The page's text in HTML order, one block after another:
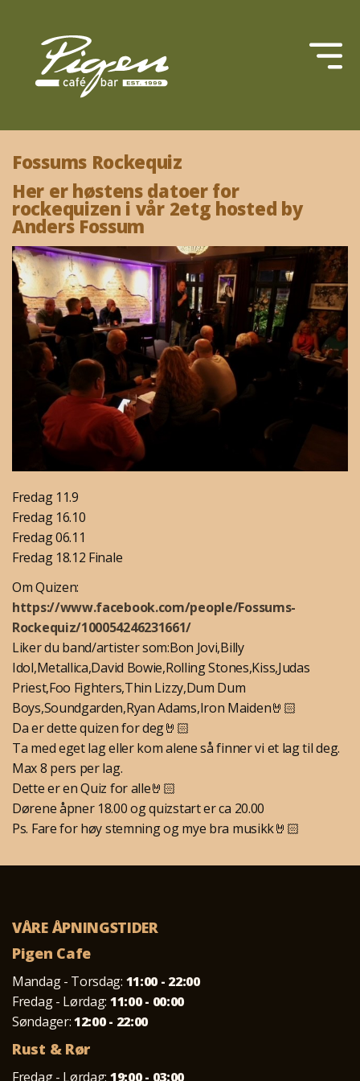
Fossums Rockequiz
Her er høstens datoer for
rockequizen i vår 2etg hosted by
Anders Fossum
Fredag 11.9
Fredag 16.10
Fredag 06.11
Fredag 18.12 Finale
Om Quizen:
https://www.facebook.com/people/Fossums-
Rockequiz/100054246231661/
Liker du band/artister som:Bon Jovi,Billy
Idol,Metallica,David Bowie,Rolling Stones,Kiss,Judas
Priest,Foo Fighters,Thin Lizzy,Dum Dum
Boys,Soundgarden,Ryan Adams,Iron Maiden🤘🏻
Da er dette quizen for deg🤘🏻
Ta med eget lag eller kom alene så finner vi et lag til deg.
Max 8 pers per lag.
Dette er en Quiz for alle🤘🏻
Dørene åpner 18.00 og quizstart er ca 20.00
Ps. Fare for høy stemning og mye bra musikk🤘🏻
VÅRE ÅPNINGSTIDER
Pigen Cafe
Mandag - Torsdag: 11:00 - 22:00
Fredag - Lørdag: 11:00 - 00:00
Søndager:12:00 - 22:00
Rust & Rør
Fredag - Lørdag: 19:00 - 03:00